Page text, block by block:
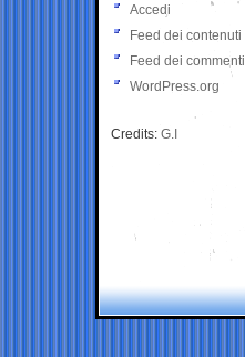
Accedi
Feed dei contenuti
Feed dei commenti
WordPress.org
Credits: G.I